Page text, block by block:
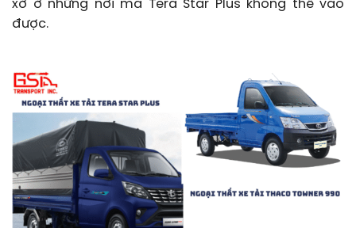
xở ở những nơi mà Tera Star Plus không thể vào
được.